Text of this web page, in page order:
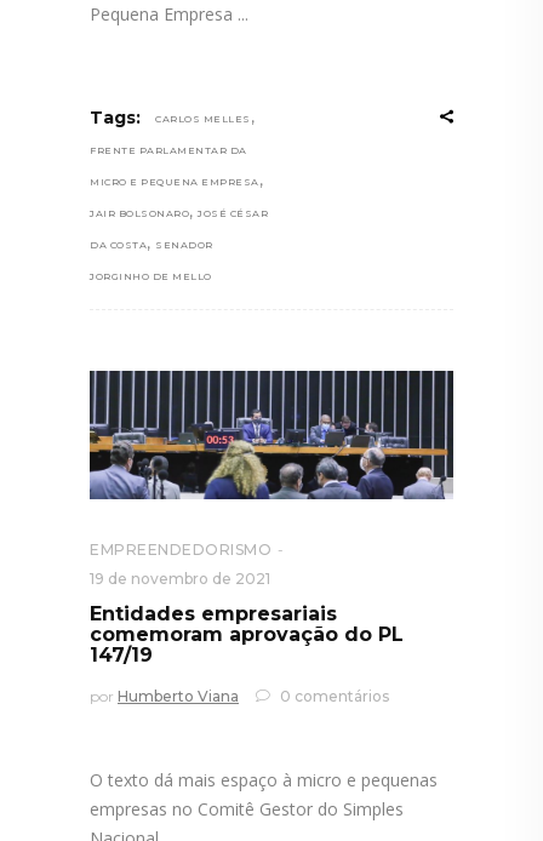
Pequena Empresa
Tags: CARLOS MELLES ,
FRENTE PARLAMENTAR DA
MICRO E PEQUENA EMPRESA ,
JAIR BOLSONARO, JOSÉ CÉSAR
DA COSTA , SENADOR
JORGINHO DE MELLO
EMPREENDEDORISMO
19 de novembro de 2021
Entidades empresariais
comemoram aprovação do PL
147/19
por Humberto Viana 0 comentários
O texto dá mais espaço à micro e pequenas
empresas no Comitê Gestor do Simples